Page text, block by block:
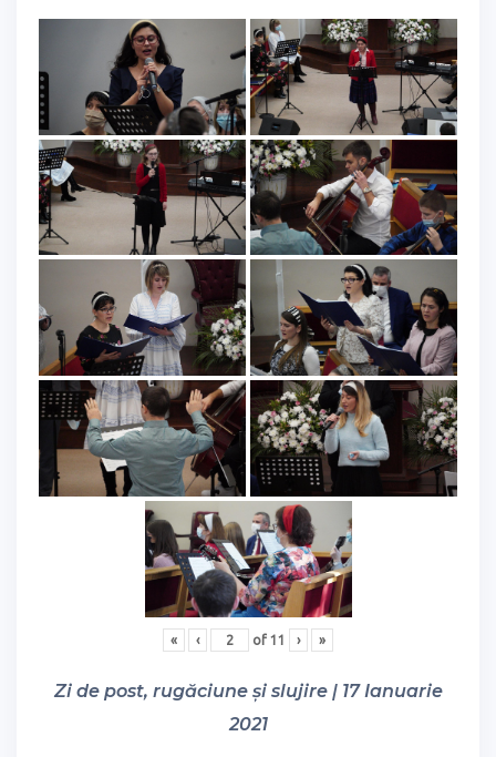
« ‹ of 11 › »
Zi de post, rugăciune și slujire | 17 Ianuarie
2021